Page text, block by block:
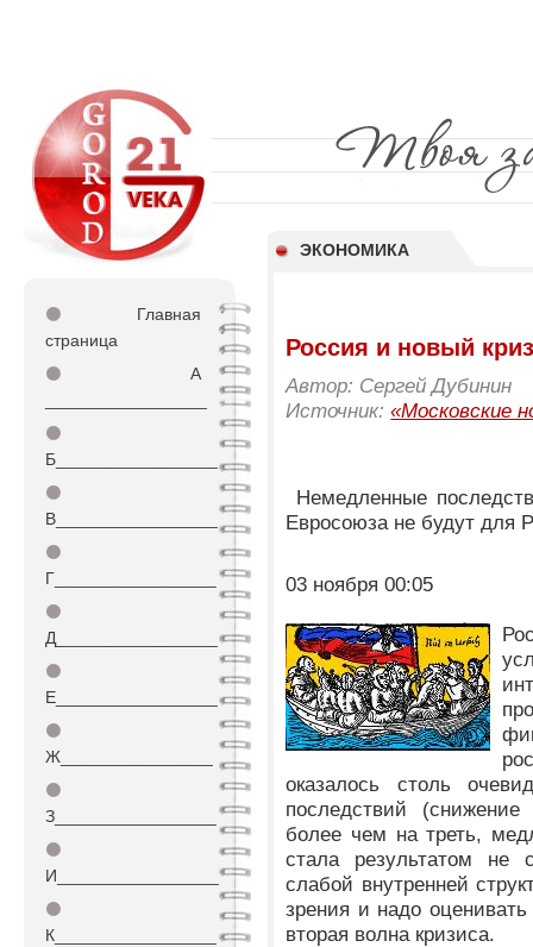
ЭКОНОМИКА
⚫
Главная
страница
⚫
А
⚫
Б_________________
⚫
В_________________
⚫
Г_________________
⚫
Д_________________
⚫
Е_________________
⚫
Ж________________
⚫
З_________________
⚫
И_________________
⚫
К_________________
Россия и новый
Автор: Сергей Дубинин
Источник:«Московские
Немедленные
Евросоюза не будут для
03 ноября 00:05
оказалось столь
последствий
более чем на треть,
стала результатом не
слабой внутренней
зрения и надо
вторая волна кризиса.